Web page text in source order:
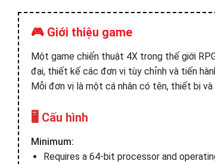
🎮 Giới thiệu game
Một game chiến thuật 4X trong thế giới
đại, thiết kế các đơn vị tùy chỉnh và tiến
Mỗi đơn vị là một cá nhân có tên, thiết bị và
🖥️ Cấu hình
Minimum:
Requires a 64-bit processor and